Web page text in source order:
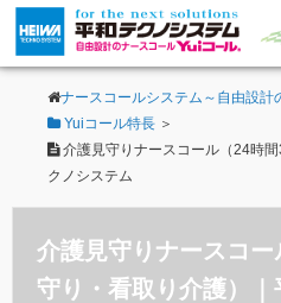
ナースコールシステム～自由設計
Yuiコール特長 ＞
介護見守りナースコール（24時
クノシステム
介護見守りナースコ
守り・看取り介護）